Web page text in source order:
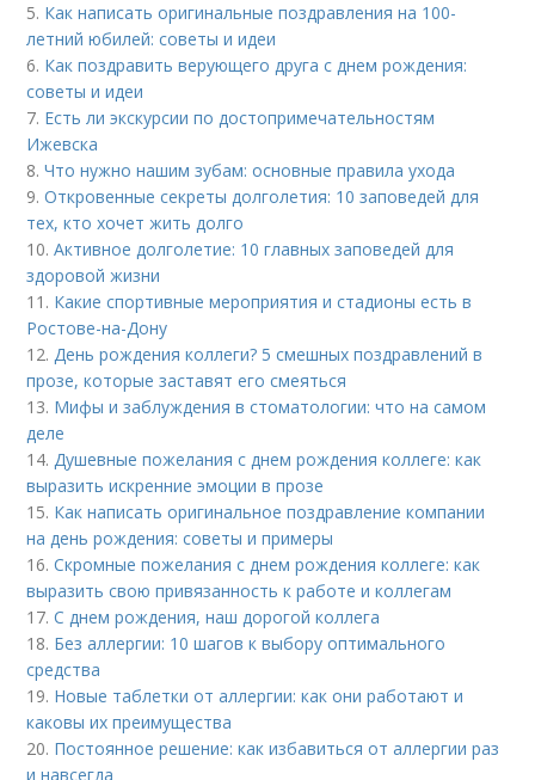
5. Как написать оригинальные поздравления на 100-
летний юбилей: советы и идеи
6. Как поздравить верующего друга с днем рождения:
советы и идеи
7. Есть ли экскурсии по достопримечательностям
Ижевска
8.Что нужно нашим зубам: основные правила ухода
9.Откровенные секреты долголетия: 10 заповедей для
тех, кто хочет жить долго
10.Активное долголетие: 10 главных заповедей для
здоровой жизни
11. Какие спортивные мероприятия и стадионы есть в
Ростове-на-Дону
12.День рождения коллеги? 5 смешных поздравлений в
прозе, которые заставят его смеяться
13. Мифы и заблуждения в стоматологии: что на самом
деле
14.Душевные пожелания с днем рождения коллеге: как
выразить искренние эмоции в прозе
15. Как написать оригинальное поздравление компании
на день рождения: советы и примеры
16.Скромные пожелания с днем рождения коллеге: как
выразить свою привязанность к работе и коллегам
17.С днем рождения, наш дорогой коллега
18. Без аллергии: 10 шагов к выбору оптимального
средства
19. Новые таблетки от аллергии: как они работают и
каковы их преимущества
20. Постоянное решение: как избавиться от аллергии раз
и навсегда